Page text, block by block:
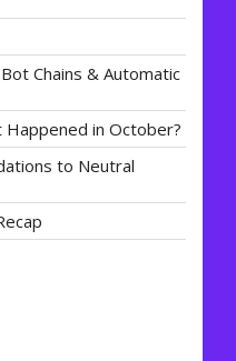
Chains & Automatic
in October?
to Neutral